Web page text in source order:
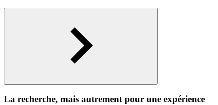
La recherche, mais autrement pour une expérience